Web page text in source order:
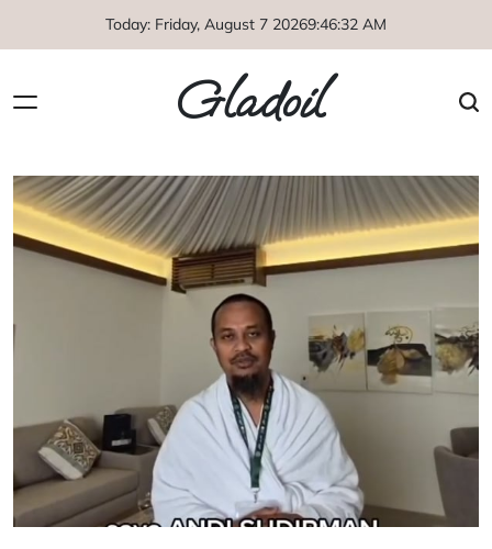
Today: Friday, August 7 20269:46:32 AM
Gladoil